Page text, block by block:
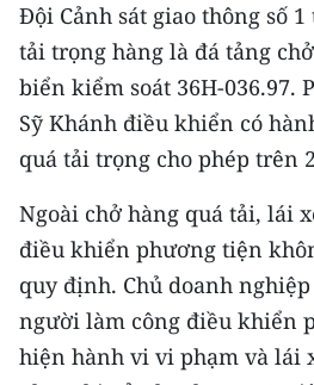
Media Pháp luật
Media Du lịch
Media Thế giới
Media Thể thao
Media Giáo dục
Media Y tế
Media Khoa học - Công nghệ
Đội Cảnh sát giao thông số
tải trọng hàng là đá tảng
biển kiểm soát 36H-036.97.
Sỹ Khánh điều khiển có
quá tải trọng cho phép trên
Ngoài chở hàng quá tải, lái
điều khiển phương tiện
quy định. Chủ doanh
người làm công điều khiển
hiện hành vi vi phạm và lái